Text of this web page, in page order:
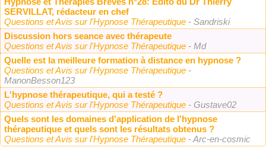
SERVILLAT, rédacteur en chef
Questions et Avis sur l'Hypnose Thérapeutique - Sandriski
Discussion hors seance avec thérapeute
Questions et Avis sur l'Hypnose Thérapeutique - Md
Quelle est la meilleure formation à distance en hypnose ?
Questions et Avis sur l'Hypnose Thérapeutique -
ManonBesson123
L'hypnose thérapeutique, qui a testé ?
Questions et Avis sur l'Hypnose Thérapeutique - Gustave02
Quels sont les domaines d'application de l'hypnose
thérapeutique et quels sont les résultats obtenus ?
Questions et Avis sur l'Hypnose Thérapeutique - Arc-en-cosmic